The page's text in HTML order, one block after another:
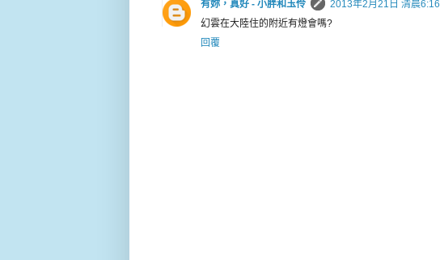
有妳，真好 - 小胖和玉伶
2013年2月21日 清晨6:16
幻雲在大陸住的附近有燈會嗎?
回覆